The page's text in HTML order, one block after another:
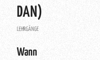
DAN)
LEHRGÄNGE
Wann